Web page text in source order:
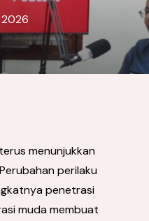
menunjukkan
perilaku
penetrasi
muda membuat